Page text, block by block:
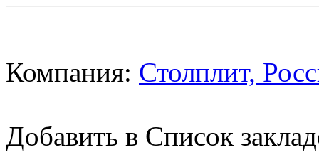
Компания: Столплит,
Добавить в Список